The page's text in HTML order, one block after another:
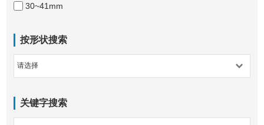
30~41mm
按形状搜索
关键字搜索